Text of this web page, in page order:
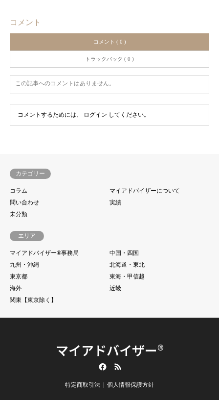
コメント
コメント ( 0 )
トラックバック ( 0 )
この記事へのコメントはありません。
コメントするためには、 ログイン してください。
カテゴリー
コラム
マイアドバイザーについて
問い合わせ
実績
未分類
エリア
マイアドバイザー®事務局
中国・四国
九州・沖縄
北海道・東北
東京都
東海・甲信越
海外
近畿
関東【東京除く】
マイアドバイザー®
特定商取引法 個人情報保護方針